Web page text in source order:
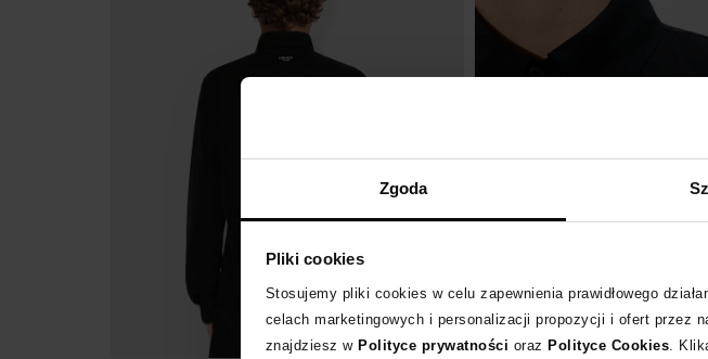
Zgoda
Pliki cookies
Stosujemy pliki cookies w celu zapewnienia prawidłowego
celach marketingowych i personalizacji propozycji i ofert przez
znajdziesz w Polityce prywatności oraz Polityce Cookies .